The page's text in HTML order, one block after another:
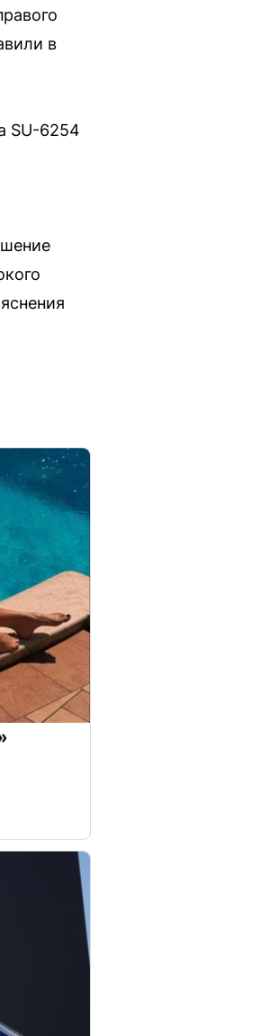
в
SU-6254